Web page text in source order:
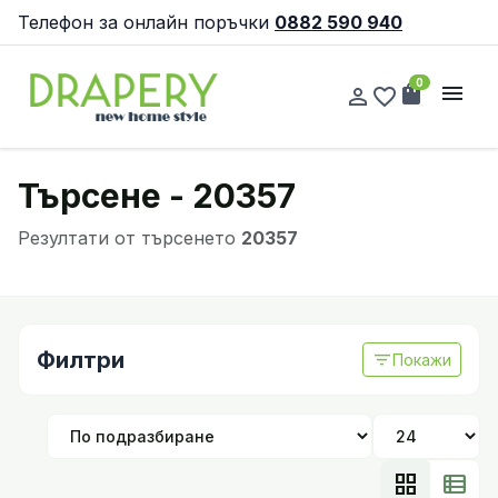
Телефон за онлайн поръчки 0882 590 940
person_outline favorite_border shopping_bag
0 menu
Търсене - 20357
Резултати от търсенето 20357
Филтри filter_listПокажи
grid_view view_list